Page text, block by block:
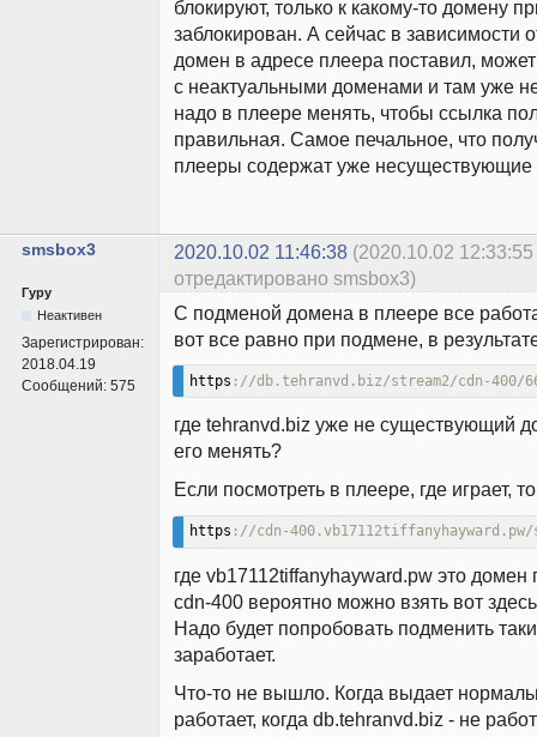
блокируют, только к какому-то домену
заблокирован. А сейчас в зависимости
домен в адресе плеера поставил,
с неактуальными доменами и там уже
надо в плеере менять, чтобы ссылка
правильная. Самое печальное, что
плееры содержат уже
smsbox3 2020.10.02 11:46:38 (2020.10.02 12:33:55
отредактировано smsbox3)
Гуру
Неактивен
Зарегистрирован:
2018.04.19
Сообщений: 575
С подменой домена в плеере все
вот все равно при подмене, в
https ://db.tehranvd.biz/stream2/cdn-400/
где tehranvd.biz уже не существующий
его менять?
Если посмотреть в плеере, где играет,
https ://cdn-400.vb17112tiffanyhayward.pw/
где vb17112tiffanyhayward.pw это
cdn-400 вероятно можно взять вот
Надо будет попробовать подменить
заработает.
Что-то не вышло. Когда выдает
работает, когда db.tehranvd.biz - не